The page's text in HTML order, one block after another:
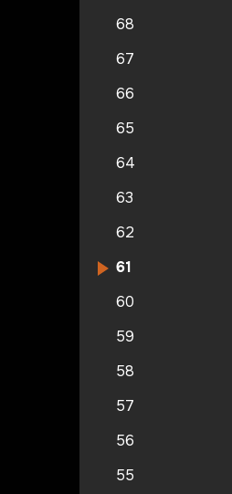
68
67
66
65
64
63
62
61
60
59
58
57
56
55